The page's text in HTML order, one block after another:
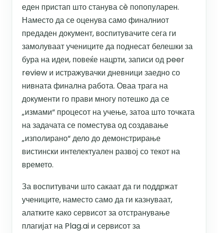
еден пристап што станува сè попопуларен.
Наместо да се оценува само финалниот
предаден документ, воспитувачите сега ги
замолуваат учениците да поднесат белешки за
бура на идеи, повеќе нацрти, записи од peer
review и истражувачки дневници заедно со
нивната финална работа. Оваа трага на
документи го прави многу потешко да се
„измами“ процесот на учење, затоа што точката
на задачата се поместува од создавање
„изполирано“ дело до демонстрирање
вистински интелектуален развој со текот на
времето.
За воспитувачи што сакаат да ги поддржат
учениците, наместо само да ги казнуваат,
алатките како сервисот за отстранување
плагијат на Plag.ai и сервисот за